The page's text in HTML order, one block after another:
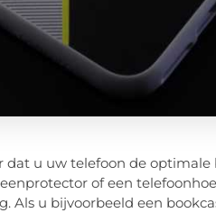
u uw telefoon de
of een
Als u bijvoorbeeld een